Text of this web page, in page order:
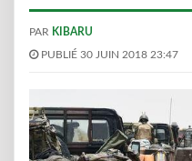
PAR KIBARU
PUBLIÉ 30 JUIN 2018 23:47